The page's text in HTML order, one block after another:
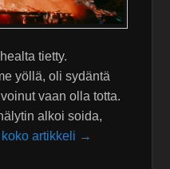
tietty.
yöllä, oli sydäntä
vaan olla totta.
alkoi soida,
koko artikkeli →